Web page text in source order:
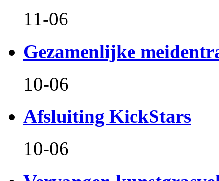
11-06
Gezamenlijke
10-06
Afsluiting KickStars
10-06